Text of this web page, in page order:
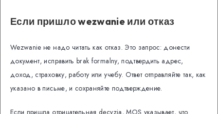
Если пришло wezwanie или отказ
Wezwanie не надо читать как отказ. Это запрос: донести
документ, исправить brak formalny, подтвердить адрес,
доход, страховку, работу или учебу. Ответ отправляйте так, как
указано в письме, и сохраняйте подтверждение.